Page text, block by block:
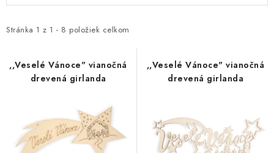
i
p
Stránka 1 z 1 - 8 položiek celkom
e
i,,Veselé Vánoce" vianočná
drevená girlanda
,,Veselé Vánoce" vianočná
drevená girlanda